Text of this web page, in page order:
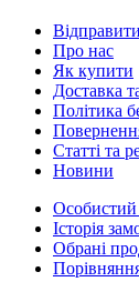
Про нас
Як купити
Доставка
Політика
Статті та
Новини
Особистий
Історія
Обрані